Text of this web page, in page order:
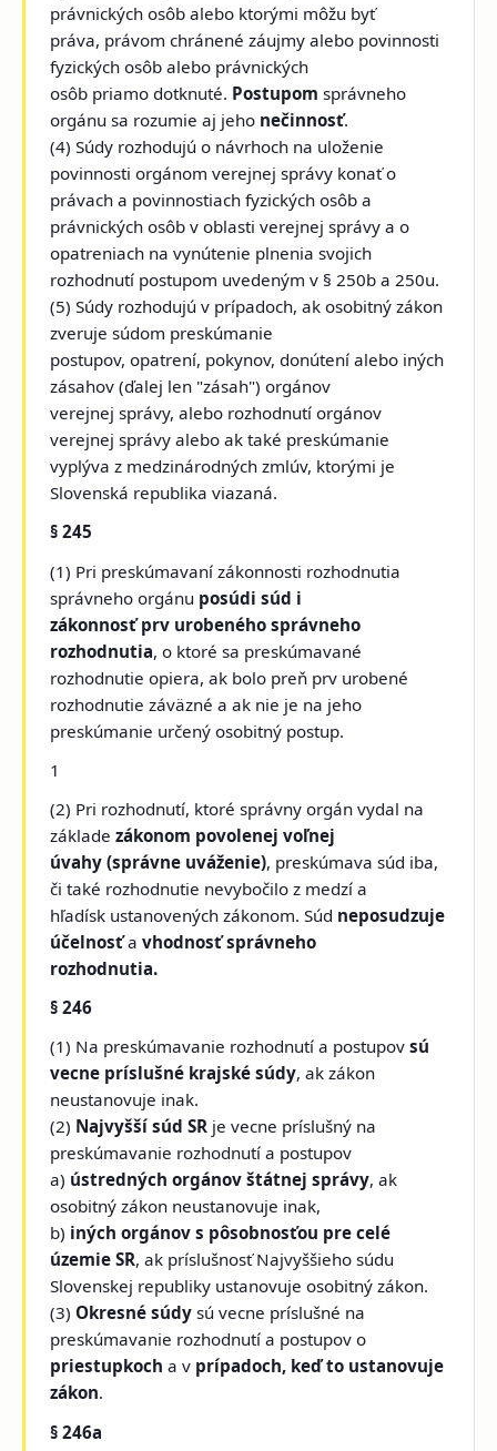
právnických osôb alebo ktorými môžu byť
práva, právom chránené záujmy alebo povinnosti
fyzických osôb alebo právnických
osôb priamo dotknuté. Postupom správneho
orgánu sa rozumie aj jeho nečinnosť.
(4) Súdy rozhodujú o návrhoch na uloženie
povinnosti orgánom verejnej správy konať o
právach a povinnostiach fyzických osôb a
právnických osôb v oblasti verejnej správy a o
opatreniach na vynútenie plnenia svojich
rozhodnutí postupom uvedeným v § 250b a 250u.
(5) Súdy rozhodujú v prípadoch, ak osobitný zákon
zveruje súdom preskúmanie
postupov, opatrení, pokynov, donútení alebo iných
zásahov (ďalej len "zásah") orgánov
verejnej správy, alebo rozhodnutí orgánov
verejnej správy alebo ak také preskúmanie
vyplýva z medzinárodných zmlúv, ktorými je
Slovenská republika viazaná.
§ 245
(1) Pri preskúmavaní zákonnosti rozhodnutia
správneho orgánu posúdi súd i
zákonnosť prv urobeného správneho
rozhodnutia, o ktoré sa preskúmavané
rozhodnutie opiera, ak bolo preň prv urobené
rozhodnutie záväzné a ak nie je na jeho
preskúmanie určený osobitný postup.
1
(2) Pri rozhodnutí, ktoré správny orgán vydal na
základezákonom povolenej voľnej
úvahy (správne uváženie), preskúmava súd iba,
či také rozhodnutie nevybočilo z medzí a
hľadísk ustanovených zákonom. Súd neposudzuje
účelnosťa vhodnosť správneho
rozhodnutia.
§ 246
(1) Na preskúmavanie rozhodnutí a postupovsú
vecne príslušné krajské súdy, ak zákon
neustanovuje inak.
(2) Najvyšší súd SR je vecne príslušný na
preskúmavanie rozhodnutí a postupov
a) ústredných orgánov štátnej správy, ak
osobitný zákon neustanovuje inak,
b) iných orgánov s pôsobnosťou pre celé
územie SR, ak príslušnosť Najvyššieho súdu
Slovenskej republiky ustanovuje osobitný zákon.
(3) Okresné súdy sú vecne príslušné na
preskúmavanie rozhodnutí a postupov o
priestupkoch a v prípadoch, keď to ustanovuje
zákon.
§ 246a